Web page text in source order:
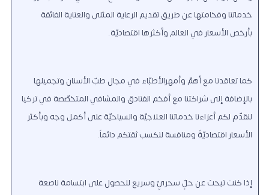
خدماتنا وفخامتها عن طريق تقديم الرعاية المثلى والعناية الفائقة
بأرخص الأسعار في العالم وأكثرها اقتصاديّة.
كما تعاقدنا مع أهمّ وأمهرالأطبّاء في مجال طبّ الأسنان وتجميلها
بالإضافة إلى شراكتنا مع أفخم الفنادق والمشافي المتخصّصة في تركيا
لنقدّم لكم أعزاءنا خدماتنا العلاجيّة والسياحيّة على أكمل وجه وبأكثر
الأسعار اقتصاديّةً ومنافسة لنكسب ثقتكم دائماً.
إذا كنت تبحث عن حلٍّ سحريٍّ وسريع للحصول على ابتسامة ناصعة